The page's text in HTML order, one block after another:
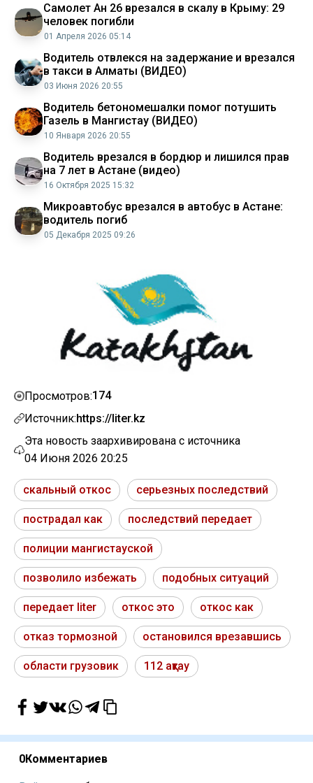
Самолет Ан 26 врезался в скалу в Крыму: 29
человек погибли
01 Апреля 2026 05:14
Водитель отвлекся на задержание и врезался
в такси в Алматы (ВИДЕО)
03 Июня 2026 20:55
Водитель бетономешалки помог потушить
Газель в Мангистау (ВИДЕО)
10 Января 2026 20:55
Водитель врезался в бордюр и лишился прав
на 7 лет в Астане (видео)
16 Октября 2025 15:32
Микроавтобус врезался в автобус в Астане:
водитель погиб
05 Декабря 2025 09:26
Просмотров:174
Источник:https://liter.kz
Эта новость заархивирована с источника
04 Июня 2026 20:25
скальный откос серьезных последствий
пострадал как последствий передает
полиции мангистауской
позволило избежать подобных ситуаций
передает liter откос это откос как
отказ тормозной остановился врезавшись
области грузовик 112 ақтау
0Комментариев